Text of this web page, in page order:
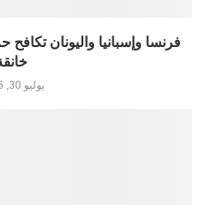
فرنسا وإسبانيا واليونان
يوليو 30, 2026